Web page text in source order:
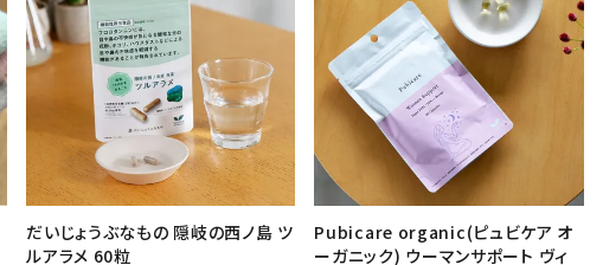
だいじょうぶなもの 隠岐の西ノ島 ツ
ルアラメ 60粒
Pubicare organic(ピュビケア オ
ーガニック) ウーマンサポート ヴィ